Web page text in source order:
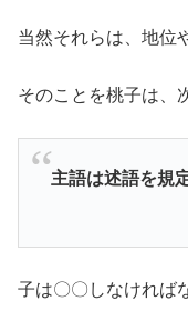
当然それらは、地位
そのことを桃子は、
主語は述語を規
子は〇〇しなければ